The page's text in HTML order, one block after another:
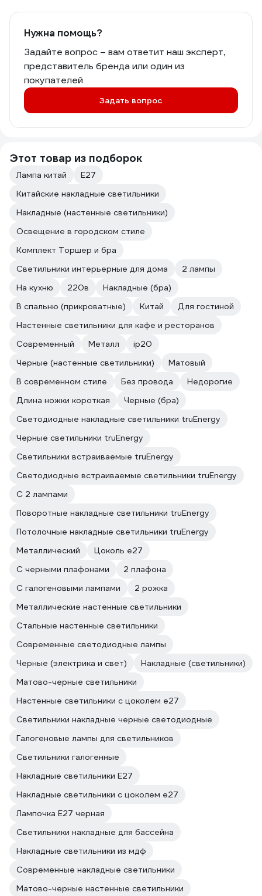
Нужна помощь?
Задайте вопрос – вам ответит наш эксперт,
представитель бренда или один из
покупателей
Задать вопрос
Этот товар из подборок
Лампа китай
E27
Китайские накладные светильники
Накладные (настенные светильники)
Освещение в городском стиле
Комплект Торшер и бра
Светильники интерьерные для дома
2 лампы
На кухню
220в
Накладные (бра)
В спальню (прикроватные)
Китай
Для гостиной
Настенные светильники для кафе и ресторанов
Современный
Металл
ip20
Черные (настенные светильники)
Матовый
В современном стиле
Без провода
Недорогие
Длина ножки короткая
Черные (бра)
Светодиодные накладные светильники truEnergy
Черные светильники truEnergy
Светильники встраиваемые truEnergy
Светодиодные встраиваемые светильники truEnergy
С 2 лампами
Поворотные накладные светильники truEnergy
Потолочные накладные светильники truEnergy
Металлический
Цоколь e27
С черными плафонами
2 плафона
С галогеновыми лампами
2 рожка
Металлические настенные светильники
Стальные настенные светильники
Современные светодиодные лампы
Черные (электрика и свет)
Накладные (светильники)
Матово-черные светильники
Настенные светильники с цоколем e27
Светильники накладные черные светодиодные
Галогеновые лампы для светильников
Светильники галогенные
Накладные светильники E27
Накладные светильники с цоколем e27
Лампочка E27 черная
Светильники накладные для бассейна
Накладные светильники из мдф
Современные накладные светильники
Матово-черные настенные светильники